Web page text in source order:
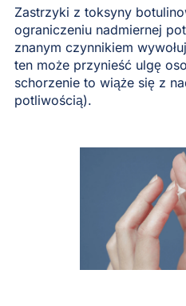
Zastrzyki z toksyny
ograniczeniu nadmiernej
znanym czynnikiem
ten może przynieść ulgę
schorzenie to wiąże się z
potliwością).